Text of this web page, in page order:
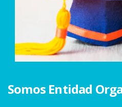
Somos Entidad